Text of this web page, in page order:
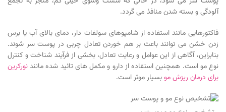
آلودگی و بسته شدن منافذ می گردد.
فاکتورهایی مانند استفاده از شامپوهای سولفات دار، دمای بالای آب یا برس
زدن خشن می توانند باعث بر هم خوردن تعادل چربی در پوست سر شوند.
بنابراین، آگاهی از این عوامل و رعایت تعادل، بخشی از فرآیند شناخت و کنترل
نوع مو است. همچنین استفاده از دارو و مکمل های تائید شده مانندنورکرین
برای درمان ریزش موبسیار موثر است.